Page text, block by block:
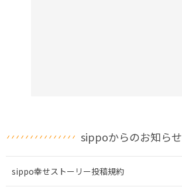
sippoからのお知らせ
sippo幸せストーリー投稿規約